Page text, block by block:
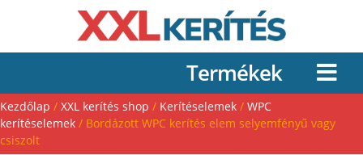
Termékek
Kezdőlap / XXL kerítés shop / Kerítéselemek / WPC
kerítéselemek / Bordázott WPC kerítés elem selyemfényű vagy
csiszolt